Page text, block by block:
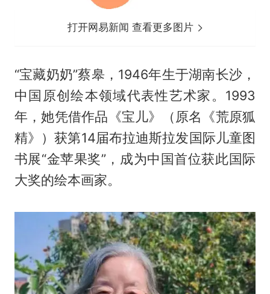
打开网易新闻 查看更多图片
“宝藏奶奶”蔡皋，1946年生于湖南长沙，
中国原创绘本领域代表性艺术家。1993
年，她凭借作品《宝儿》（原名《荒原狐
精》）获第14届布拉迪斯拉发国际儿童图
书展“金苹果奖”，成为中国首位获此国际
大奖的绘本画家。